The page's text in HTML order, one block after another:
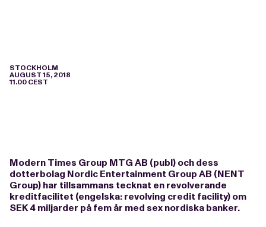
STOCKHOLM
AUGUST 15, 2018
11.00 CEST
Modern Times Group MTG AB (publ) och dess
dotterbolag Nordic Entertainment Group AB (NENT
Group) har tillsammans tecknat en revolverande
kreditfacilitet (engelska: revolving credit facility) om
SEK 4 miljarder på fem år med sex nordiska banker.